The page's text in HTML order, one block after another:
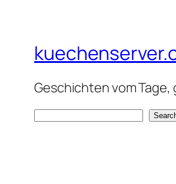
Geschichten vom
S